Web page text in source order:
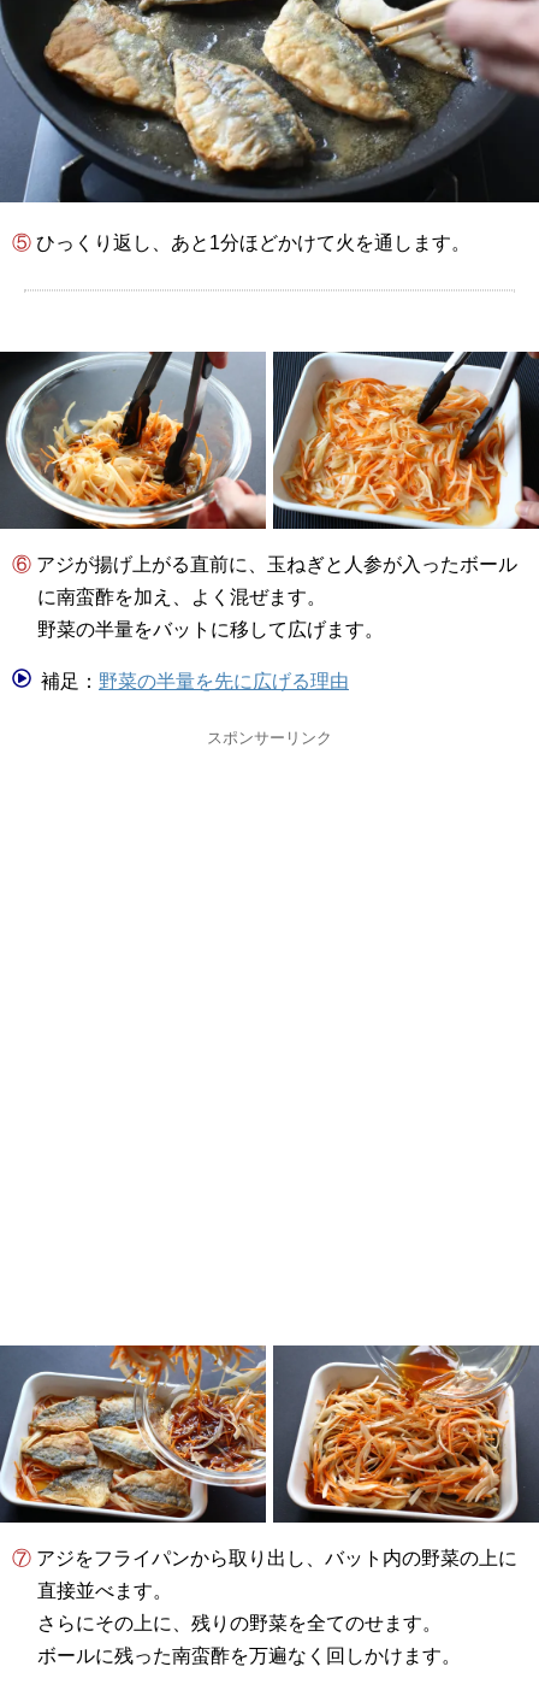
⑤ ひっくり返し、あと1分ほどかけて火を通します。
⑥ アジが揚げ上がる直前に、玉ねぎと人参が入ったボール
に南蛮酢を加え、よく混ぜます。
野菜の半量をバットに移して広げます。
補足： 野菜の半量を先に広げる理由
スポンサーリンク
⑦ アジをフライパンから取り出し、バット内の野菜の上に
直接並べます。
さらにその上に、残りの野菜を全てのせます。
ボールに残った南蛮酢を万遍なく回しかけます。